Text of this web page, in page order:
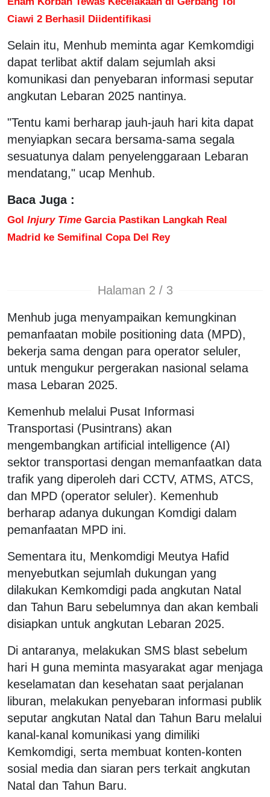
Ciawi 2 Berhasil Diidentifikasi
Selain itu, Menhub meminta agar Kemkomdigi
dapat terlibat aktif dalam sejumlah aksi
komunikasi dan penyebaran informasi seputar
angkutan Lebaran 2025 nantinya.
"Tentu kami berharap jauh-jauh hari kita dapat
menyiapkan secara bersama-sama segala
sesuatunya dalam penyelenggaraan Lebaran
mendatang," ucap Menhub.
Baca Juga :
Gol Injury Time Garcia Pastikan Langkah Real
Madrid ke Semifinal Copa Del Rey
Halaman 2 / 3
Menhub juga menyampaikan kemungkinan
pemanfaatan mobile positioning data (MPD),
bekerja sama dengan para operator seluler,
untuk mengukur pergerakan nasional selama
masa Lebaran 2025.
Kemenhub melalui Pusat Informasi
Transportasi (Pusintrans) akan
mengembangkan artificial intelligence (AI)
sektor transportasi dengan memanfaatkan data
trafik yang diperoleh dari CCTV, ATMS, ATCS,
dan MPD (operator seluler). Kemenhub
berharap adanya dukungan Komdigi dalam
pemanfaatan MPD ini.
Sementara itu, Menkomdigi Meutya Hafid
menyebutkan sejumlah dukungan yang
dilakukan Kemkomdigi pada angkutan Natal
dan Tahun Baru sebelumnya dan akan kembali
disiapkan untuk angkutan Lebaran 2025.
Di antaranya, melakukan SMS blast sebelum
hari H guna meminta masyarakat agar menjaga
keselamatan dan kesehatan saat perjalanan
liburan, melakukan penyebaran informasi publik
seputar angkutan Natal dan Tahun Baru melalui
kanal-kanal komunikasi yang dimiliki
Kemkomdigi, serta membuat konten-konten
sosial media dan siaran pers terkait angkutan
Natal dan Tahun Baru.